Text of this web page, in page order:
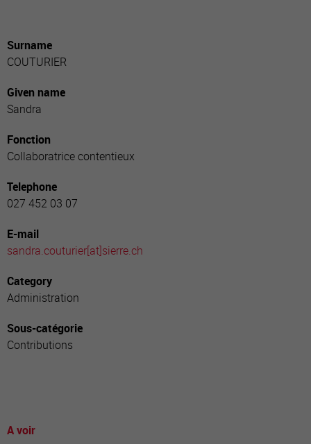
Surname
COUTURIER
Given name
Sandra
Fonction
Collaboratrice contentieux
Telephone
027 452 03 07
E-mail
sandra.couturier[at]sierre.ch
Category
Administration
Sous-catégorie
Contributions
A voir